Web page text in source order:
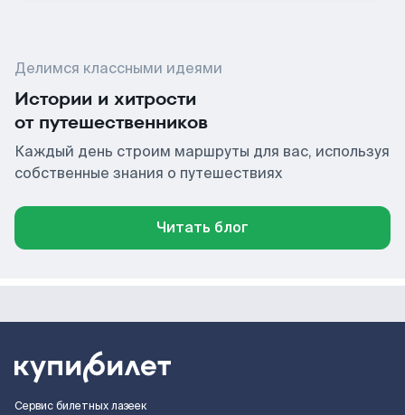
Делимся классными идеями
Истории и хитрости
от путешественников
Каждый день строим маршруты для вас, используя
собственные знания о путешествиях
Читать блог
Сервис билетных лазеек